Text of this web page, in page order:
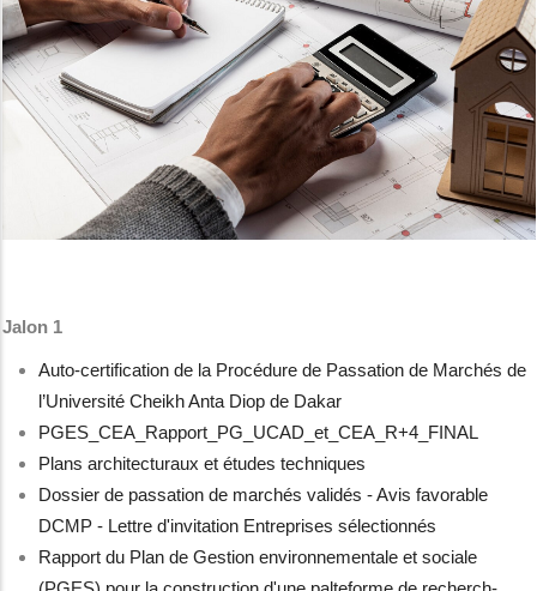
Jalon 1
Auto-certification de la Procédure de Passation de Marchés de
l’Université Cheikh Anta Diop de Dakar
PGES_CEA_Rapport_PG_UCAD_et_CEA_R+4_FINAL
Plans architecturaux et études techniques
Dossier de passation de marchés validés - Avis favorable
DCMP - Lettre d'invitation Entreprises sélectionnés
Rapport du Plan de Gestion environnementale et sociale